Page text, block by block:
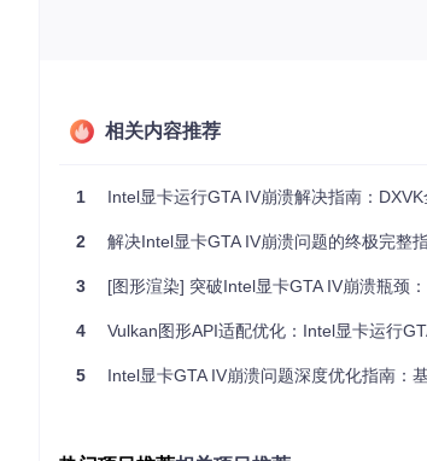
加载游戏场景时崩溃（多为资源分配问题）
相关内容推荐
1 Intel显卡运行GTA IV崩溃解决指南：
2 解决Intel显卡GTA IV崩溃问题的终极完整
3 [图形渲染] 突破Intel显卡GTA IV崩溃瓶颈
4 Vulkan图形API适配优化：Intel显卡运行GTA
5 Intel显卡GTA IV崩溃问题深度优化指南：